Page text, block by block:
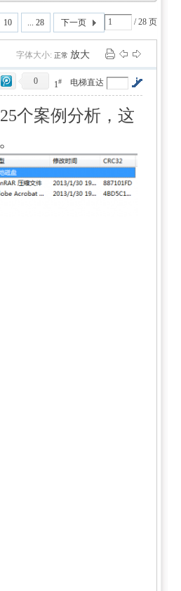
自动机 证书下载
增加体力 比赛
10 ... 28 / 28 页
下一页
字体大小: 正常 放大
电梯直达
1#
0
个案例分析，这